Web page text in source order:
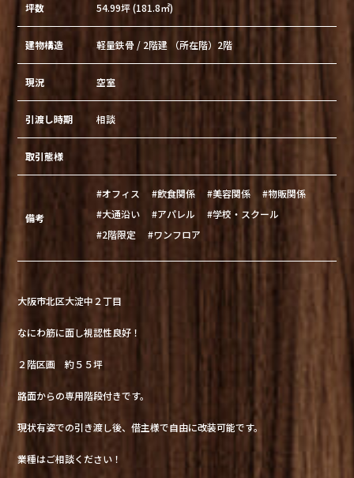
坪数 54.99坪 (181.8㎡)
建物構造 軽量鉄骨 / 2階建 （所在階）2階
現況 空室
引渡し時期 相談
取引態様
備考
#オフィス #飲食関係 #美容関係
#物販関係
#大通沿い
#アパレル
#学校・スクール
#2階限定
#ワンフロア
大阪市北区大淀中２丁目
なにわ筋に面し視認性良好！
２階区画 約５５坪
路面からの専用階段付きです。
現状有姿での引き渡し後、借主様で自由に改装可能です。
業種はご相談ください！